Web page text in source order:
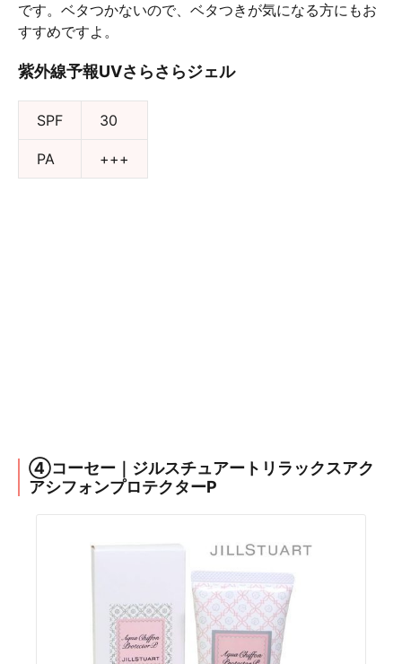
です。ベタつかないので、ベタつきが気になる方にもお
すすめですよ。
紫外線予報UVさらさらジェル
SPF 30
PA +++
④コーセー｜ジルスチュアートリラックスアク
アシフォンプロテクターP